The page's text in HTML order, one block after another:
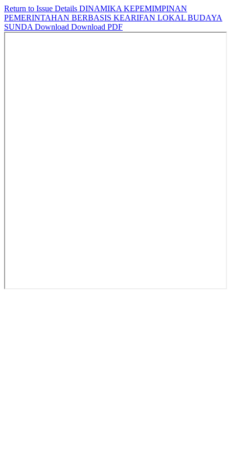
Return to Issue Details DINAMIKA KEPEMIMPINAN
PEMERINTAHAN BERBASIS KEARIFAN LOKAL BUDAYA
SUNDA Download Download PDF